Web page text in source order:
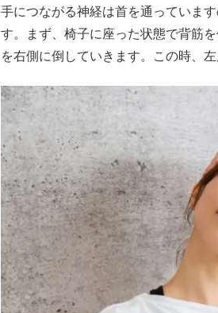
手につながる神経は首を通っていま
す。まず、椅子に座った状態で背筋
を右側に倒していきます。この時、